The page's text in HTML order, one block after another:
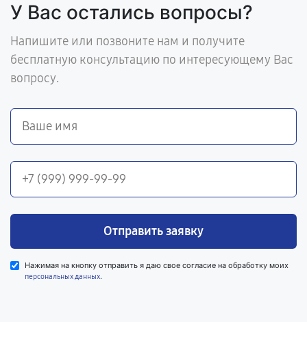
У Вас остались вопросы?
Напишите или позвоните нам и получите
бесплатную консультацию по интересующему Вас
вопросу.
Отправить заявку
Нажимая на кнопку отправить я даю свое согласие на обработку моих
персональных данных.